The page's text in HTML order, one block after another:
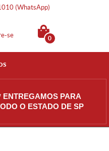
(WhatsApp)
se 0
ENTREGAMOS PARA
O ESTADO DE SP